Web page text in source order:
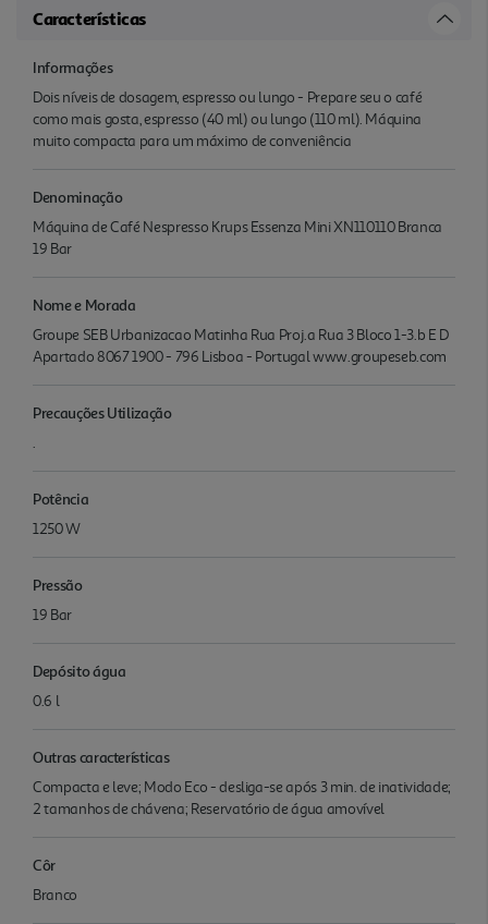
Características
Informações
Dois níveis de dosagem, espresso ou lungo - Prepare seu o café
como mais gosta, espresso (40 ml) ou lungo (110 ml). Máquina
muito compacta para um máximo de conveniência
Denominação
Máquina de Café Nespresso Krups Essenza Mini XN110110 Branca
19 Bar
Nome e Morada
Groupe SEB Urbanizacao Matinha Rua Proj.a Rua 3 Bloco 1-3.b E D
Apartado 8067 1900 - 796 Lisboa - Portugal www.groupeseb.com
Precauções Utilização
.
Potência
1250 W
Pressão
19 Bar
Depósito água
0.6 l
Outras características
Compacta e leve; Modo Eco - desliga-se após 3 min. de inatividade;
2 tamanhos de chávena; Reservatório de água amovível
Côr
Branco